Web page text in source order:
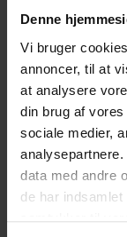
Denne
Vi bruger
annoncer, til at
at analysere
din brug af
sociale medier,
data med andre
de har
samtykker til
Nyt i Pling
Gavekort
Pling Favorit
Pling Kombi